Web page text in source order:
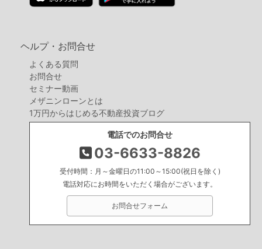
ヘルプ・お問合せ
よくある質問
お問合せ
セミナー動画
メザニンローンとは
1万円からはじめる不動産投資ブログ
電話でのお問合せ
03-6633-8826
受付時間：月～金曜日の11:00～15:00(祝日を除く)
電話対応にお時間をいただく場合がございます。
お問合せフォーム